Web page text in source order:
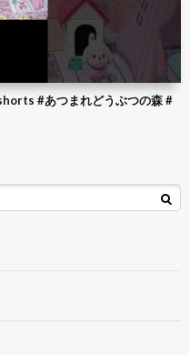
#あつまれどうぶつの森 #